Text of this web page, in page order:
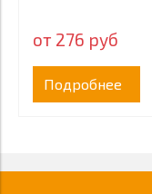
от 276 руб
Подробнее